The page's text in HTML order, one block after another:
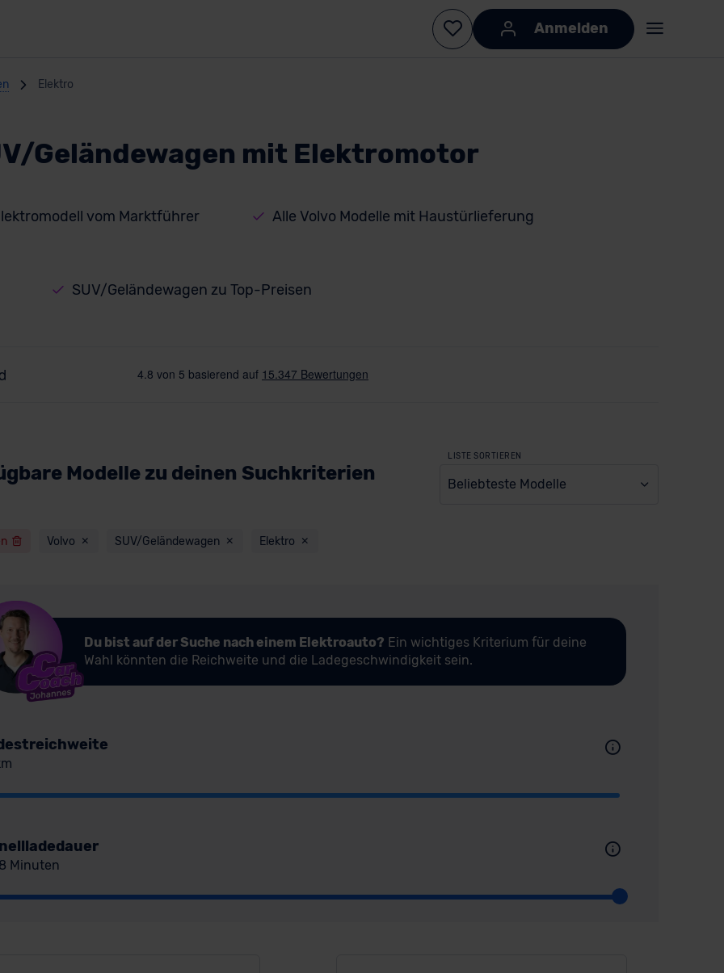
Anmelden
Elektro
Geländewagen mit Elektromotor
vom Marktführer Alle Volvo Modelle mit Haustürlieferung
SUV/Geländewagen zu Top-Preisen
Modelle zu deinen Suchkriterien
LISTE SORTIEREN
Beliebteste Modelle
Volvo SUV/Geländewagen Elektro
Minuten
Du bist auf der Suche nach einem Elektroauto? Ein wichtiges Kriterium für deine
Wahl könnten die Reichweite und die Ladegeschwindigkeit sein.